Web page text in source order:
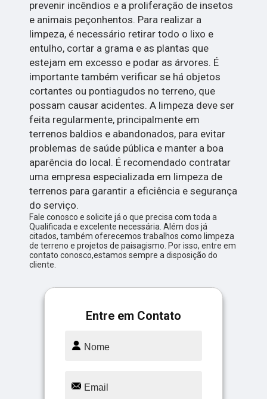
prevenir incêndios e a proliferação de insetos
e animais peçonhentos. Para realizar a
limpeza, é necessário retirar todo o lixo e
entulho, cortar a grama e as plantas que
estejam em excesso e podar as árvores. É
importante também verificar se há objetos
cortantes ou pontiagudos no terreno, que
possam causar acidentes. A limpeza deve ser
feita regularmente, principalmente em
terrenos baldios e abandonados, para evitar
problemas de saúde pública e manter a boa
aparência do local. É recomendado contratar
uma empresa especializada em limpeza de
terrenos para garantir a eficiência e segurança
do serviço.
Fale conosco e solicite já o que precisa com toda a
Qualificada e excelente necessária. Além dos já
citados, também oferecemos trabalhos como limpeza
de terreno e projetos de paisagismo. Por isso, entre em
contato conosco,estamos sempre a disposição do
cliente.
Entre em Contato